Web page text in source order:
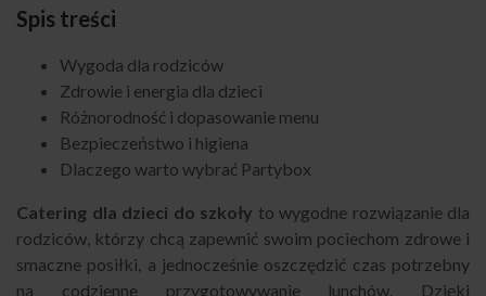
Spis treści
Wygoda dla rodziców
Zdrowie i energia dla dzieci
Różnorodność i dopasowanie menu
Bezpieczeństwo i higiena
Dlaczego warto wybrać Partybox
Catering dla dzieci do szkoły to wygodne rozwiązanie dla
rodziców, którzy chcą zapewnić swoim pociechom zdrowe i
smaczne posiłki, a jednocześnie oszczędzić czas potrzebny
na codzienne przygotowywanie lunchów. Dzięki